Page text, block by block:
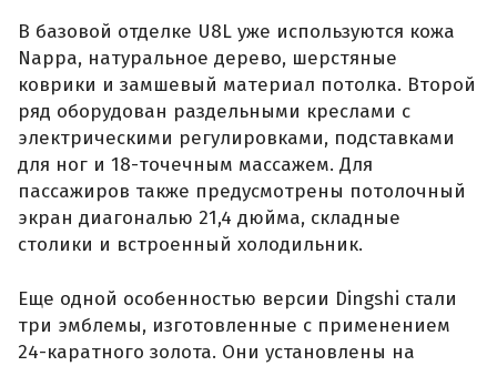
В базовой отделке U8L уже используются кожа
Nappa, натуральное дерево, шерстяные
коврики и замшевый материал потолка. Второй
ряд оборудован раздельными креслами с
электрическими регулировками, подставками
для ног и 18-точечным массажем. Для
пассажиров также предусмотрены потолочный
экран диагональю 21,4 дюйма, складные
столики и встроенный холодильник.
Еще одной особенностью версии Dingshi стали
три эмблемы, изготовленные с применением
24-каратного золота. Они установлены на